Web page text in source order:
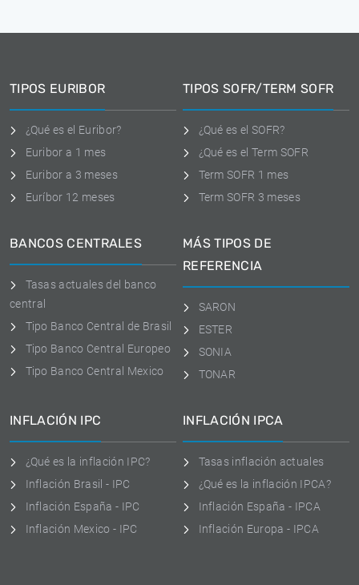
TIPOS EURIBOR
¿Qué es el Euribor?
Euribor a 1 mes
Euribor a 3 meses
Euríbor 12 meses
TIPOS SOFR/TERM SOFR
¿Qué es el SOFR?
¿Qué es el Term SOFR
Term SOFR 1 mes
Term SOFR 3 meses
BANCOS CENTRALES
Tasas actuales del banco
central
Tipo Banco Central de Brasil
Tipo Banco Central Europeo
Tipo Banco Central Mexico
MÁS TIPOS DE
REFERENCIA
SARON
ESTER
SONIA
TONAR
INFLACIÓN IPC
¿Qué es la inflación IPC?
Inflación Brasil - IPC
Inflación España - IPC
Inflación Mexico - IPC
INFLACIÓN IPCA
Tasas inflación actuales
¿Qué es la inflación IPCA?
Inflación España - IPCA
Inflación Europa - IPCA